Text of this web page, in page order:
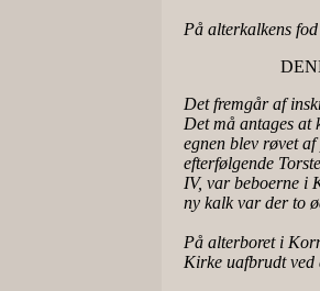
På alterkalkens
Det fremgår af
Det må antages
egnen blev røvet
efterfølgende
IV, var beboerne i
ny kalk var der to
På alterboret i
Kirke uafbrudt ved